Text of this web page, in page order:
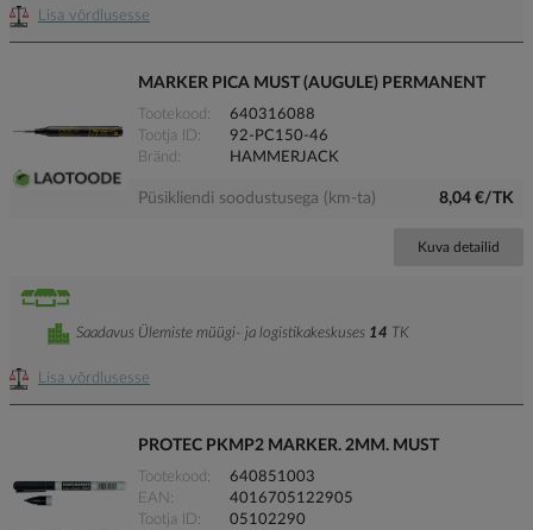
Lisa võrdlusesse
MARKER PICA MUST (AUGULE) PERMANENT
Tootekood
640316088
Tootja ID
92-PC150-46
Bränd
HAMMERJACK
Püsikliendi soodustusega (km-ta) 8,04 €/TK
Kuva detailid
Lisa võrdlusesse
Saadavus Ülemiste müügi- ja logistikakeskuses 14 TK
PROTEC PKMP2 MARKER. 2MM. MUST
Tootekood
640851003
EAN
4016705122905
Tootja ID
05102290